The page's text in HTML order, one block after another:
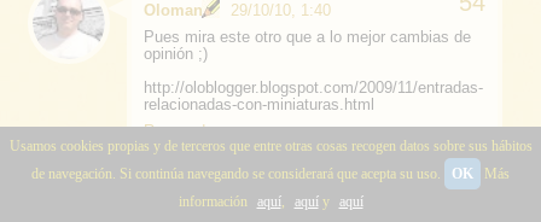
Oloman
29/10/10, 1:40
Pues mira este otro que a lo mejor cambias de
opinión ;)
http://oloblogger.blogspot.com/2009/11/entradas-
relacionadas-con-miniaturas.html
Responder
Chuparuedis
6/2/11, 1:58
Usamos cookies propias y de terceros que entre otras cosas recogen datos sobre sus hábitos
de navegación. Si continúa navegando se considerará que acepta su uso.
OK
Más
información
aquí, aquíy aquí